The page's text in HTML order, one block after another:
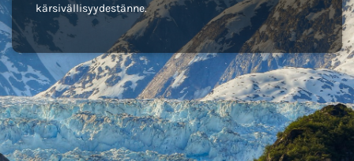
kärsivällisyydestänne.